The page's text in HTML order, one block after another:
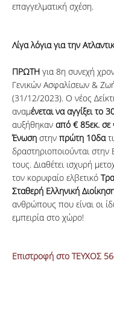
επαγγελματική σχέση.
Λίγα λόγια για την
ΠΡΩΤΗ για 8η συνεχή
Γενικών Ασφαλίσεων &
(31/12/2023). Ο νέος
αναμένεταινα αγγίξει το
αυξήθηκαν από € 85εκ. σε
Ένωση στην πρώτη 10δα
δραστηριοποιούνται
τους. Διαθέτει ισχυρή
τον κορυφαίο ελβετικό
Σταθερή Ελληνική
ανθρώπους που είναι οι
εμπειρία στο χώρο!
Επιστροφή στο ΤΕΥΧΟΣ